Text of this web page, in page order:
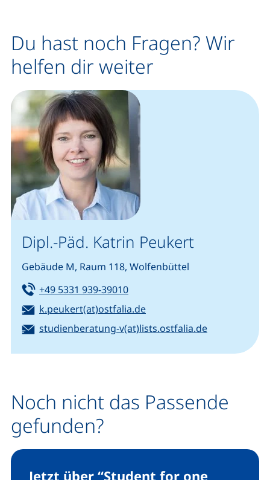
Du hast noch Fragen? Wir
helfen dir weiter
Dipl.-Päd. Katrin Peukert
Gebäude M, Raum 118, Wolfenbüttel
Tel:
+49 5331 939-39010(startet einen Telefonanruf,
E-Mail:
k.peukert(at)ostfalia.de(öffnet Ihr E-Mail-
E-Mail:
studienberatung-v(at)lists.ostfalia.de(öffnet Ihr E-
Noch nicht das Passende
gefunden?
Jetzt über “Student for one